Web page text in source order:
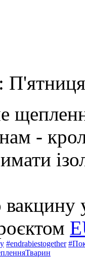
-
#endrabiestogether